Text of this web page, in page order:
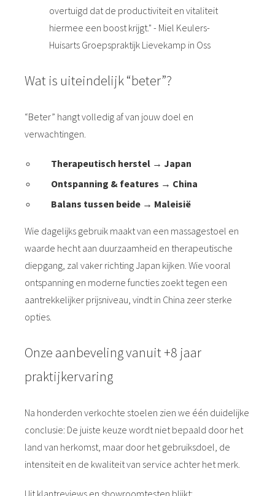
overtuigd dat de productiviteit en vitaliteit
hiermee een boost krijgt." - Miel Keulers-
Huisarts Groepspraktijk Lievekamp in Oss
Wat is uiteindelijk “beter”?
“Beter” hangt volledig af van jouw doel en
verwachtingen.
Therapeutisch herstel → Japan
Ontspanning & features → China
Balans tussen beide → Maleisië
Wie dagelijks gebruik maakt van een massagestoel en
waarde hecht aan duurzaamheid en therapeutische
diepgang, zal vaker richting Japan kijken. Wie vooral
ontspanning en moderne functies zoekt tegen een
aantrekkelijker prijsniveau, vindt in China zeer sterke
opties.
Onze aanbeveling vanuit +8 jaar
praktijkervaring
Na honderden verkochte stoelen zien we één duidelijke
conclusie: De juiste keuze wordt niet bepaald door het
land van herkomst, maar door het gebruiksdoel, de
intensiteit en de kwaliteit van service achter het merk.
Uit klantreviews en showroomtesten blijkt: